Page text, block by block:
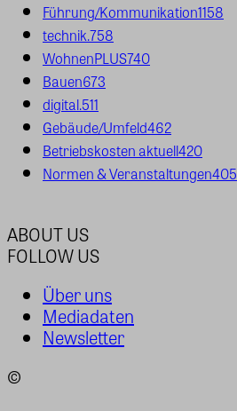
Führung/Kommunikation1158
technik.758
WohnenPLUS740
Bauen673
digital.511
Gebäude/Umfeld462
Betriebskosten aktuell420
Normen & Veranstaltungen405
ABOUT US
FOLLOW US
Über uns
Mediadaten
Newsletter
©